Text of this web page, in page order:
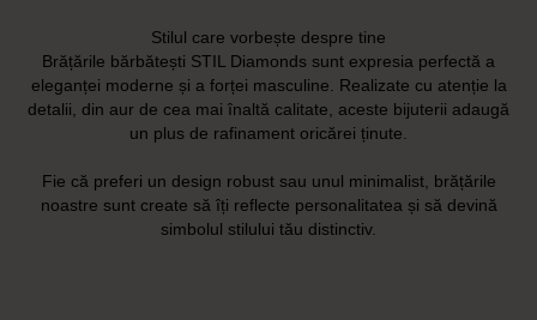
Stilul care vorbește despre tine
Brățările bărbătești STIL Diamonds sunt expresia perfectă a
eleganței moderne și a forței masculine. Realizate cu atenție la
detalii, din aur de cea mai înaltă calitate, aceste bijuterii adaugă
un plus de rafinament oricărei ținute.
Fie că preferi un design robust sau unul minimalist, brățările
noastre sunt create să îți reflecte personalitatea și să devină
simbolul stilului tău distinctiv.